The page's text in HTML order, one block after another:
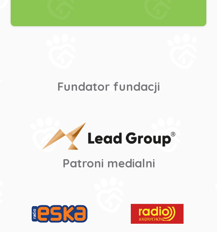
Fundator fundacji
Patroni medialni